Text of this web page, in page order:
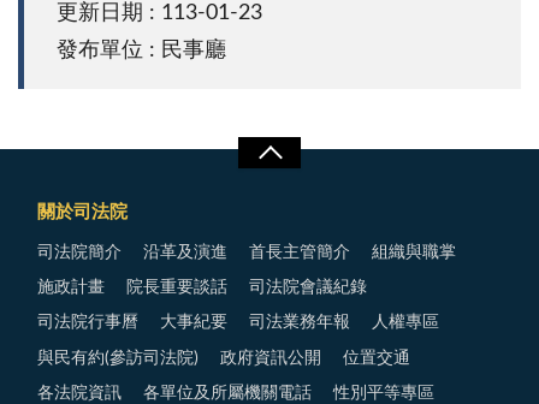
更新日期 : 113-01-23
發布單位 : 民事廳
關於司法院
司法院簡介 沿革及演進 首長主管簡介 組織與職掌
施政計畫 院長重要談話 司法院會議紀錄
司法院行事曆 大事紀要 司法業務年報 人權專區
與民有約(參訪司法院) 政府資訊公開 位置交通
各法院資訊 各單位及所屬機關電話 性別平等專區